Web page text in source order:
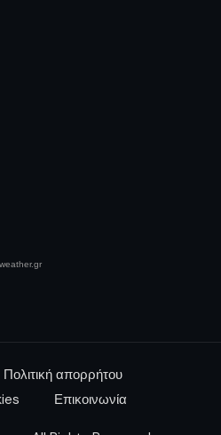
Πολιτική απορρήτου
Επικοινωνία